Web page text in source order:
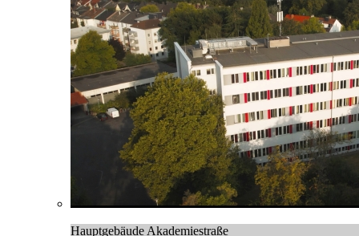
Hauptgebäude Akademiestraße